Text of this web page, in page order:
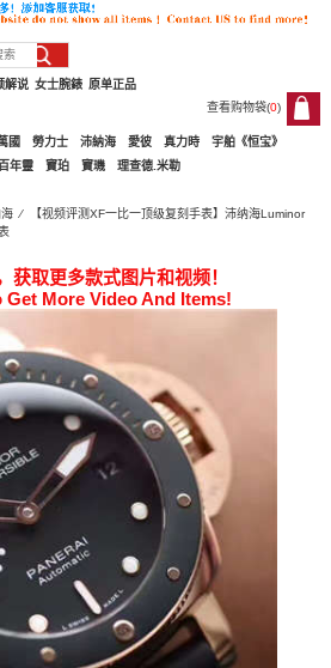
原单正品
女士腕錶
解说
查看购物袋(0)
0
國 勞力士 沛納海 愛彼 真力時
宇舶《恒宝》
百年靈 寶珀 寶璣 理查德.米勒
⁄ 【视频评测XF一比一顶级复刻手表】沛纳海Luminor
获取更多款式图片和视频！
Get More Video And Items!